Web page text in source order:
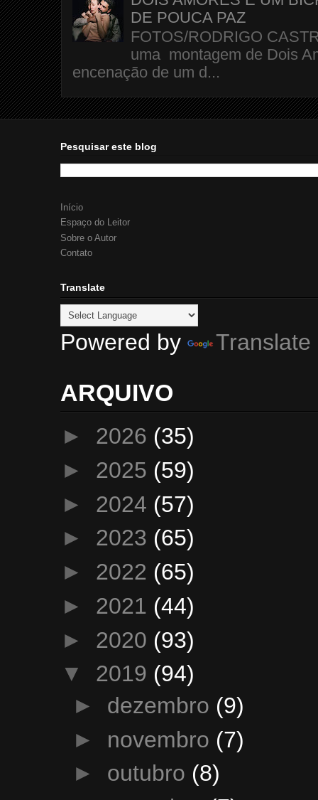
DE POUCA PAZ
FOTOS/RODRIGO
uma montagem de Dois
encenação de um d...
Pesquisar este blog
Início
Espaço do Leitor
Sobre o Autor
Contato
Translate
Powered by Translate
ARQUIVO
► 2026 (35)
► 2025 (59)
► 2024 (57)
► 2023 (65)
► 2022 (65)
► 2021 (44)
► 2020 (93)
▼ 2019 (94)
► dezembro (9)
► novembro (7)
► outubro (8)